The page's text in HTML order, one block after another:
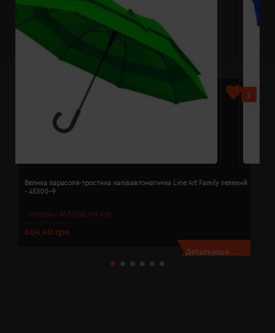
Модель: 45300(Line Art)
Велика парасоля-тростина напівавтоматична Line Art Family зелений
- 45300-9
604.40 грн
Детальніше...